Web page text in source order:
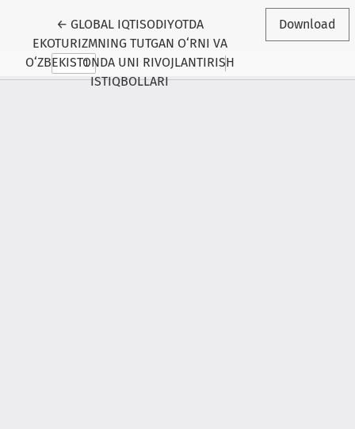
← Return to Article Details
GLOBAL IQTISODIYOTDA
EKOTURIZMNING TUTGAN O‘RNI VA
O‘ZBEKISTONDA UNI RIVOJLANTIRISH
ISTIQBOLLARI
Download